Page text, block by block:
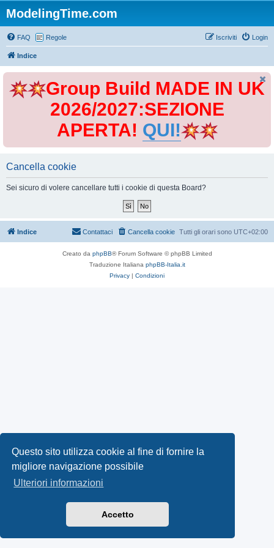
Questo sito utilizza cookie al fine di fornire la
migliore navigazione possibile
Ulteriori informazioni
Accetto
ModelingTime.com
FAQ Regole Login
Iscriviti
Indice
Group Build MADE IN UK
2026/2027:SEZIONE
APERTA! QUI!
Cancella cookie
Sei sicuro di volere cancellare tutti i cookie di questa Board?
Indice Tutti gli orari sono UTC+02:00
Cancella cookie
Contattaci
Creato da phpBB® Forum Software © phpBB Limited
Traduzione Italiana phpBB-Italia.it
Privacy | Condizioni